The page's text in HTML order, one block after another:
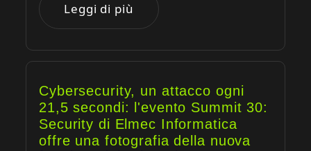
Leggi di più
Cybersecurity, un attacco ogni
21,5 secondi: l'evento Summit 30:
Security di Elmec Informatica
offre una fotografia della nuova